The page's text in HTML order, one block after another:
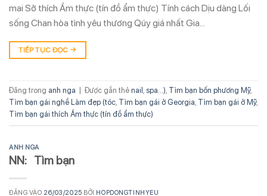
mai Sở thích Ẩm thực (tín đồ ẩm thực) Tính cách Dịu dàng Lối
sống Chan hòa tình yêu thương Qúy giá nhất Gia…
TIẾP TỤC ĐỌC →
Đăng trong anh nga Được gắn thẻ nail spa...) Tìm bạn bốn phương Mỹ,
Tìm bạn gái nghề Làm đẹp (tóc Tìm bạn gái ở Georgia Tìm bạn gái ở Mỹ,
Tìm bạn gái thích Ẩm thực (tín đồ ẩm thực)
ANH NGA
NN: Tìm bạn
ĐĂNG VÀO 26/03/2025 BỞI HOPDONGTINHYEU